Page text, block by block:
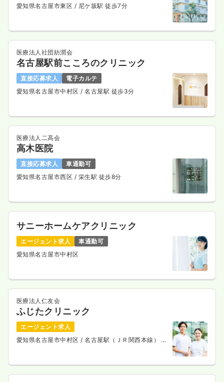
愛知県名古屋市東区 / 尼ケ坂駅 徒歩7分
医療法人社団紡潤会
名古屋駅前こころのクリニック
直接応募求人
電子カルテ
愛知県名古屋市中村区 / 名古屋駅 徒歩3分
医療法人二高会
高木医院
直接応募求人
車通勤可
愛知県名古屋市西区 / 栄生駅 徒歩8分
サニーホームケアクリニック
エージェント求人
車通勤可
愛知県名古屋市中村区
医療法人仁友会
ふじたクリニック
エージェント求人
愛知県名古屋市中村区 / 名古屋駅（ＪＲ関西本線） 徒